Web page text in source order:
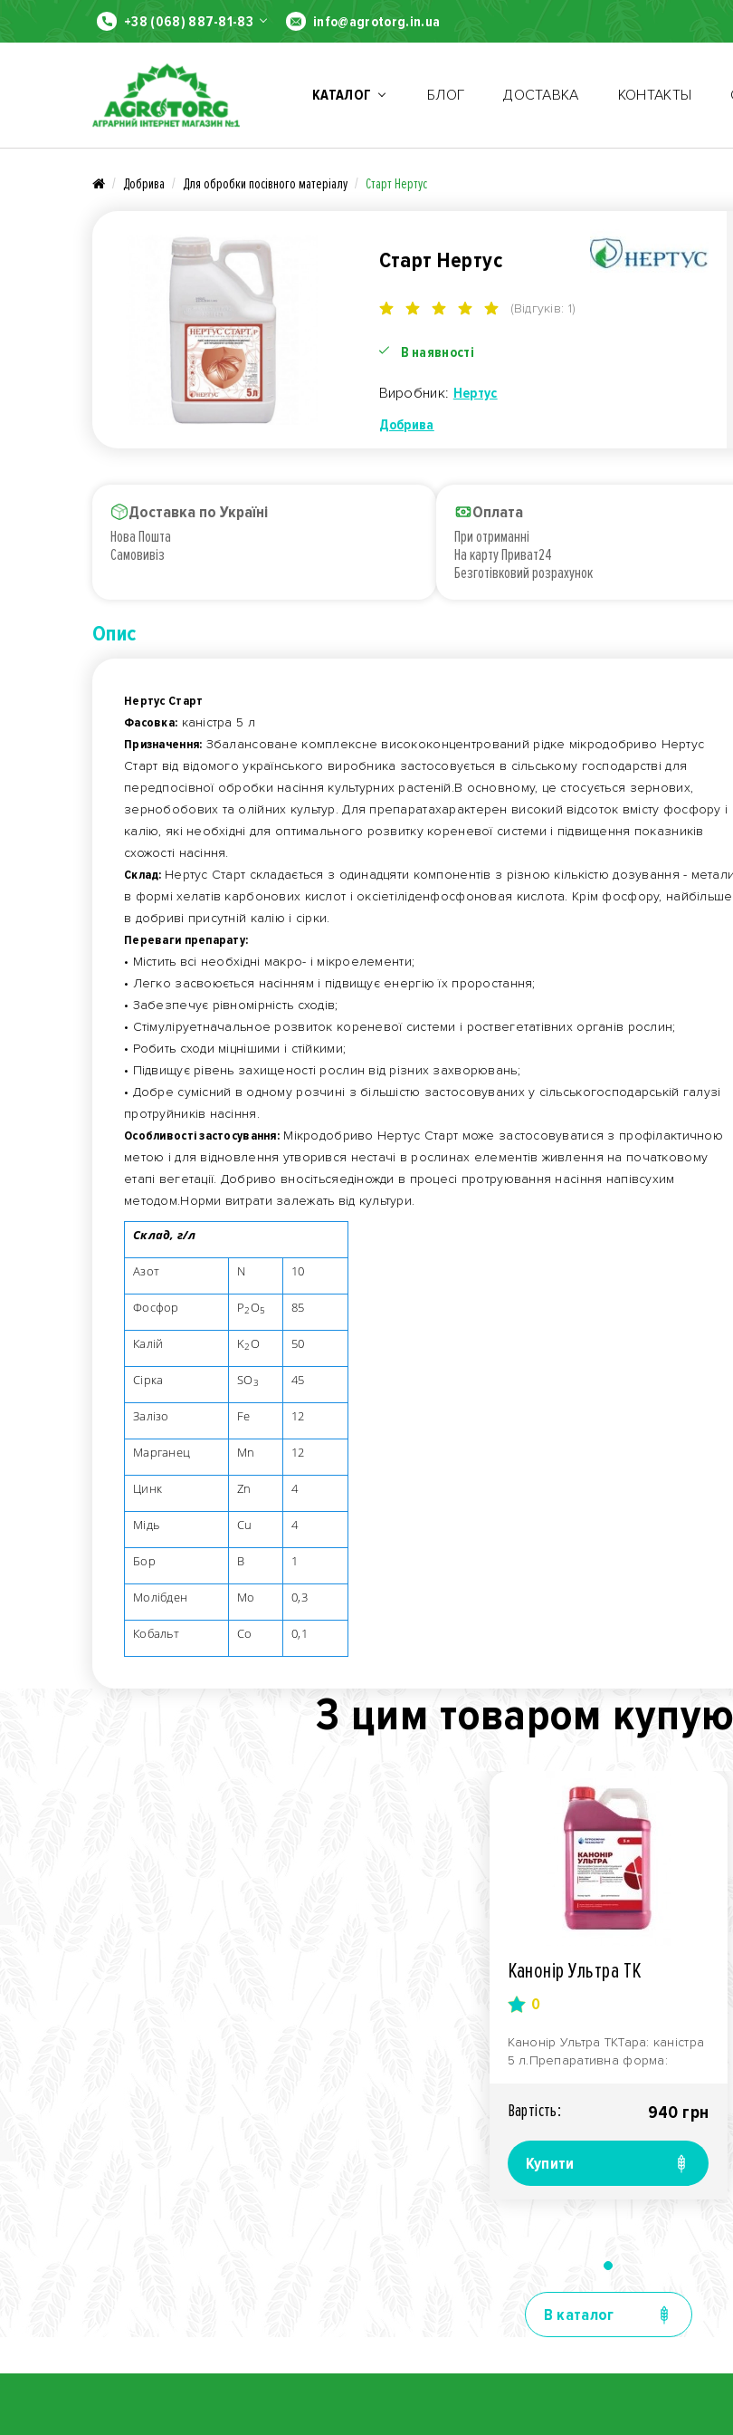
+38 (068) 887-81-83 info@agrotorg.in.ua
КАТАЛОГ БЛОГ ДОСТАВКА КОНТАКТЫ
Добрива Для обробки посівного матеріалу Старт Нертус
Старт Нертус
(Відгуків: 1)
В наявності
Виробник: Нертус
Добрива
Доставка по Україні
Нова Пошта
Самовивіз
Оплата
При отриманні
На карту Приват24
Безготівковий розрахунок
Опис
Нертус Старт
Фасовка: каністра 5 л
Призначення: Збалансоване комплексне висококонцентрований рідке мікродобриво Нертус
Старт від відомого українського виробника застосовується в сільському господарстві для
передпосівної обробки насіння культурних растеній.В основному, це стосується зернових,
зернобобових та олійних культур. Для препаратахарактерен високий відсоток вмісту фосфору і
калію, які необхідні для оптимального розвитку кореневої системи і підвищення показників
схожості насіння.
Склад: Нертус Старт складається з одинадцяти компонентів з різною кількістю дозування - метали
в формі хелатів карбонових кислот і оксіетіліденфосфоновая кислота. Крім фосфору, найбільше
в добриві присутній калію і сірки.
Переваги препарату:
• Містить всі необхідні макро- і мікроелементи;
• Легко засвоюється насінням і підвищує енергію їх проростання;
• Забезпечує рівномірність сходів;
• Стімуліруетначальное розвиток кореневої системи і роствегетатівних органів рослин;
• Робить сходи міцнішими і стійкими;
• Підвищує рівень захищеності рослин від різних захворювань;
• Добре сумісний в одному розчині з більшістю застосовуваних у сільськогосподарській галузі
протруйників насіння.
Особливості застосування: Мікродобриво Нертус Старт може застосовуватися з профілактичною
метою і для відновлення утворився нестачі в рослинах елементів живлення на початковому
етапі вегетації. Добриво вносітьсяедіножди в процесі протруювання насіння напівсухим
методом.Норми витрати залежать від культури.
Склад, г/л
Азот N 10
Фосфор P2O5 85
Калій K2O 50
Сірка SO3 45
Залізо Fe 12
Марганец Mn 12
Цинк Zn 4
Мідь Cu 4
Бор B 1
Молібден Mo 0,3
Кобальт Co 0,1
З цим товаром
Канонір Ультра ТК
0
Канонір Ультра ТКТара: каністра
5 л.Препаративна форма:
Вартiсть: 940 грн
Купити
В каталог